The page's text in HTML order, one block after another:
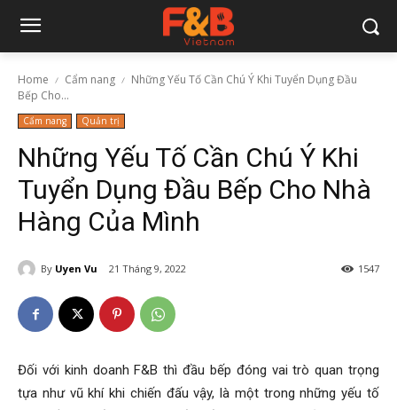
Home Cẩm nang
Những Yếu Tố Cần Chú Ý Khi Tuyển Dụng Đầu
Bếp Cho...
Cẩm nang Quản trị
Những Yếu Tố Cần Chú Ý Khi
Tuyển Dụng Đầu Bếp Cho Nhà
Hàng Của Mình
By Uyen Vu 21 Tháng 9, 2022 1547
Đối với kinh doanh F&B thì đầu bếp đóng vai trò quan trọng
tựa như vũ khí khi chiến đấu vậy, là một trong những yếu tố